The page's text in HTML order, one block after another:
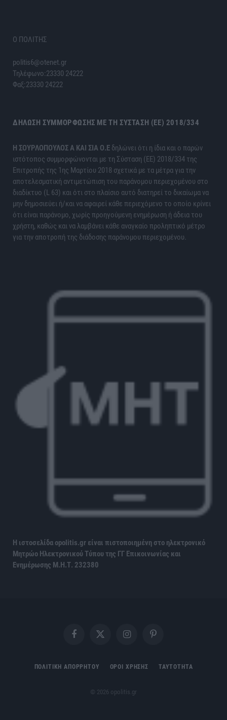
Ο ΠΟΛΙΤΗΣ
politis6@otenet.gr
Τηλέφωνο:23330 24222
Φαξ:23330 24222
ΔΉΛΩΣΗ ΣΥΜΜΌΡΦΩΣΗΣ ΜΕ ΤΗ ΣΎΣΤΑΣΗ (ΕΕ) 2018/334
H ΣΟΥΡΛΟΠΟΥΛΟΣ Α ΚΑΙ ΣΙΑ Ο.Ε δηλώνει ότι η ίδια και ο παρών
ιστότοπος συμμορφώνονται με τη Σύσταση (ΕΕ) 2018/334 της
Επιτροπής της 1ης Μαρτίου 2018 σχετικά με τα μέτρα για την
αποτελεσματική αντιμετώπιση του παράνομου περιεχομένου στο
διαδίκτυο (L 63) και ότι στο πλαίσιο αυτό διατηρεί το δικαίωμα να
μην δημοσιεύει ή/και να αφαιρεί κάθε περιεχόμενο το οποίο κρίνει
ότι είναι παράνομο, χωρίς προηγούμενη ενημέρωση ή άδεια του
χρήστη, καθώς και να λαμβάνει κάθε αναγκαίο προληπτικό μέτρο
για την αποτροπή της διάδοσης παράνομου περιεχομένου.
Η ιστοσελίδα opolitis.gr είναι πιστοποιημένη στο ηλεκτρονικό
Μητρώο Ηλεκτρονικού Τύπου της ΓΓ Επικοινωνίας και
Ενημέρωσης Μ.Η.Τ. 232380
FacebookX
InstagramPinterest
ΠΟΛΙΤΙΚΗ ΑΠΟΡΡΗΤΟΥ ΟΡΟΙ ΧΡΗΣΗΣ ΤΑΥΤΟΤΗΤΑ
© 2026 opolitis.gr